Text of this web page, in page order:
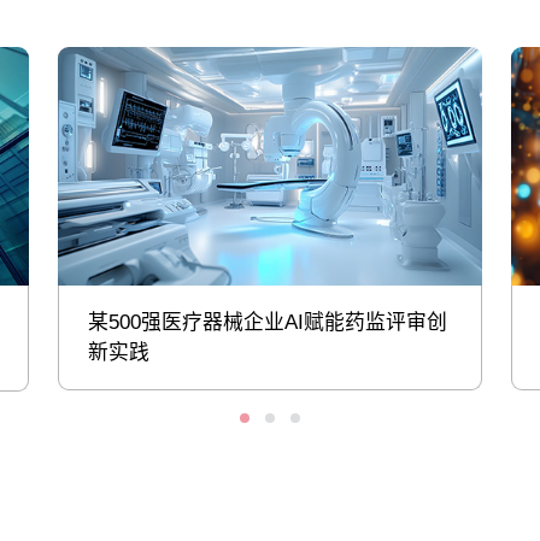
某500强医疗器械企业AI赋能药监评审创
新实践